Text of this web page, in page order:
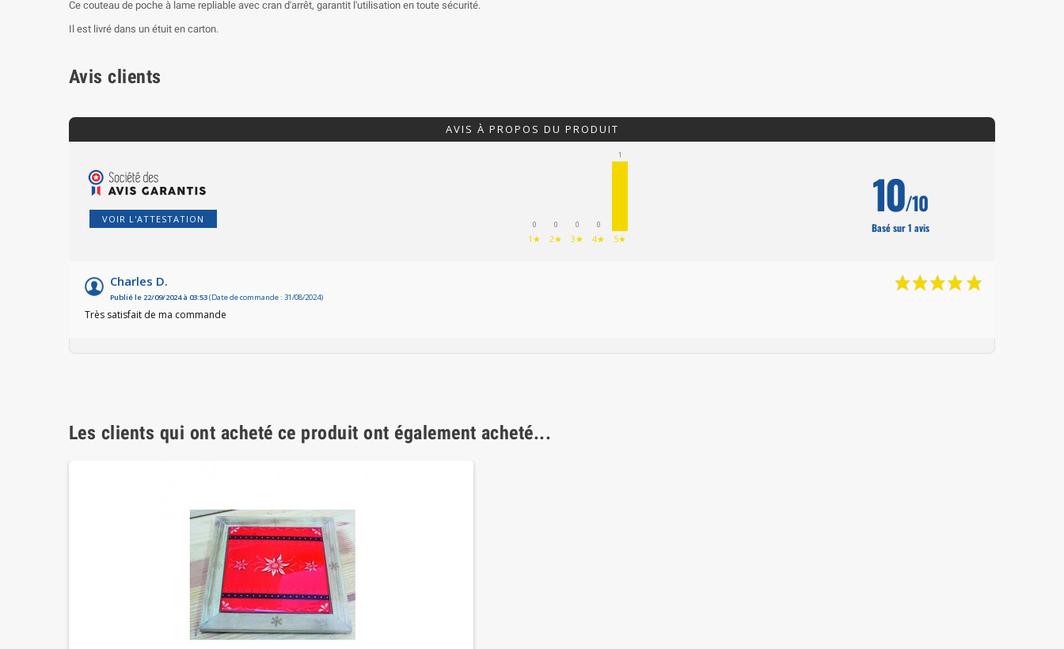
Ce couteau de poche à lame repliable avec cran d'arrêt, garantit l'utilisation en toute sécurité.
Il est livré dans un étuit en carton.
Avis clients
AVIS À PROPOS DU PRODUIT
VOIR L'ATTESTATION 0
1★
0
2★
0
3★
0
4★
1
5★
10/10
Basé sur 1 avis
Charles D.
Publié le 22/09/2024 à 03:53(Date de commande : 31/08/2024)
Très satisfait de ma commande
Les clients qui ont acheté ce produit ont également acheté...